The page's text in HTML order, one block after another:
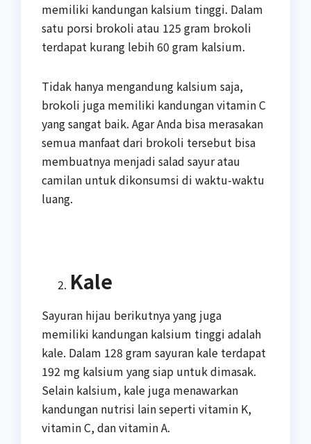
memiliki kandungan kalsium tinggi. Dalam
satu porsi brokoli atau 125 gram brokoli
terdapat kurang lebih 60 gram kalsium.
Tidak hanya mengandung kalsium saja,
brokoli juga memiliki kandungan vitamin C
yang sangat baik. Agar Anda bisa merasakan
semua manfaat dari brokoli tersebut bisa
membuatnya menjadi salad sayur atau
camilan untuk dikonsumsi di waktu-waktu
luang.
Kale
Sayuran hijau berikutnya yang juga
memiliki kandungan kalsium tinggi adalah
kale. Dalam 128 gram sayuran kale terdapat
192 mg kalsium yang siap untuk dimasak.
Selain kalsium, kale juga menawarkan
kandungan nutrisi lain seperti vitamin K,
vitamin C, dan vitamin A.